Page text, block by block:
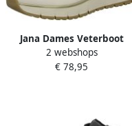
Jana Dames Veterboot
26268-411 Lichtbeige Wijdte
H
2 webshops
€ 78,95